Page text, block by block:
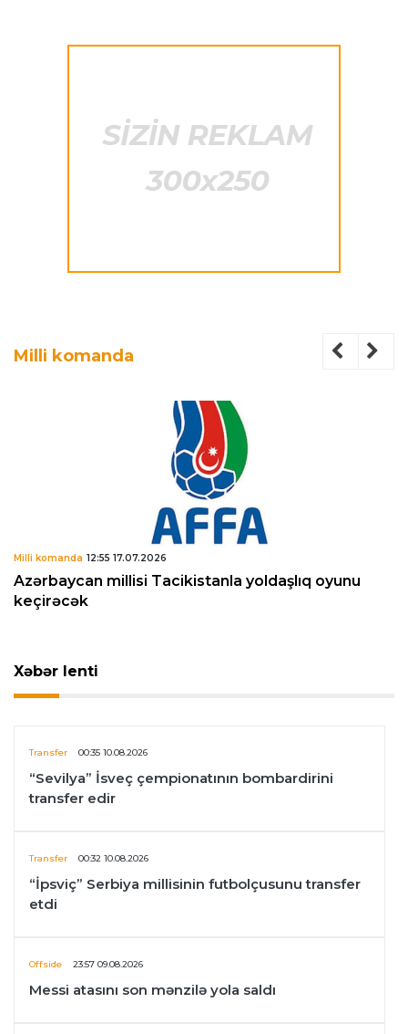
Milli komanda
Milli komanda 12:55 17.07.2026
Azərbaycan millisi Tacikistanla yoldaşlıq oyunu
keçirəcək
Xəbər lenti
Transfer 00:35 10.08.2026
“Sevilya” İsveç çempionatının bombardirini
transfer edir
Transfer 00:32 10.08.2026
“İpsviç” Serbiya millisinin futbolçusunu transfer
etdi
Offside 23:57 09.08.2026
Messi atasını son mənzilə yola saldı